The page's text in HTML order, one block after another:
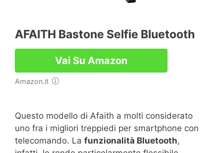
AFAITH Bastone Selfie Bluetooth
Vai Su Amazon
Amazon.it
Questo modello di Afaith a molti considerato
uno fra i migliori treppiedi per smartphone con
telecomando. La funzionalità Bluetooth,